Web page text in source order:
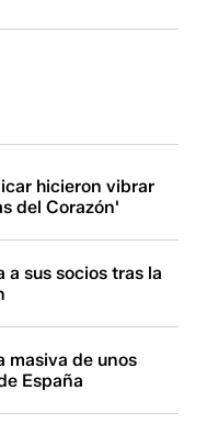
hicieron vibrar
del Corazón'
sus socios tras la
masiva de unos
España